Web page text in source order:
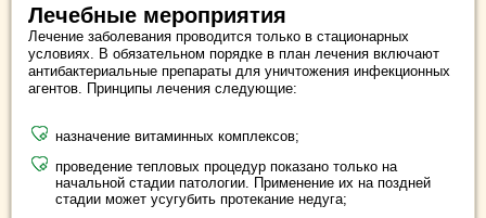
Лечебные мероприятия
Лечение заболевания проводится только в стационарных
условиях. В обязательном порядке в план лечения включают
антибактериальные препараты для уничтожения инфекционных
агентов. Принципы лечения следующие:
назначение витаминных комплексов;
проведение тепловых процедур показано только на
начальной стадии патологии. Применение их на поздней
стадии может усугубить протекание недуга;